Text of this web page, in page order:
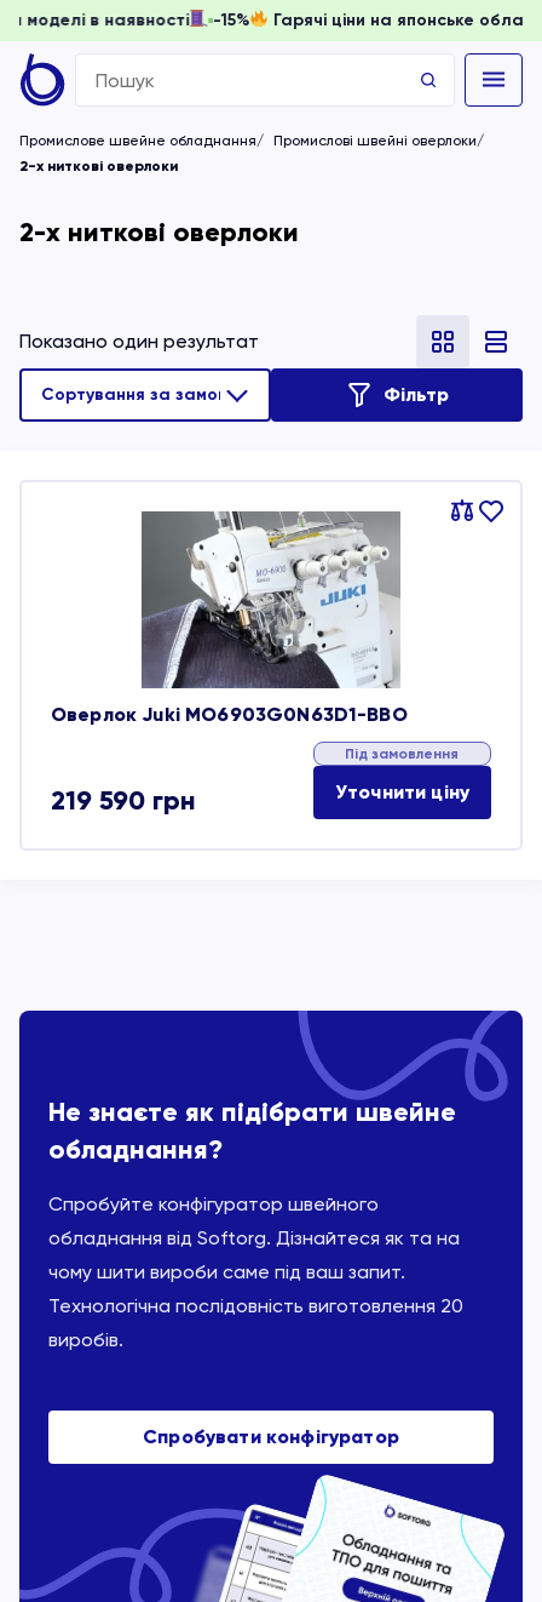
моделі в наявності -15% Гарячі ціни на японське
Search
for:
Промислове швейне обладнання
Промислові швейні оверлоки
2-х ниткові оверлоки
2-х ниткові оверлоки
Показано один результат
Фільтр
Порівняти
В
Оверлок Juki MO6903G0N63D1-BBO
219 590 грн
Під замовлення
Уточнити ціну
Не знаєте як підібрати швейне
обладнання?
Спробуйте конфігуратор швейного
обладнання від Softorg. Дізнайтеся як та на
чому шити вироби саме під ваш запит.
Технологічна послідовність виготовлення 20
виробів.
Спробувати конфігуратор